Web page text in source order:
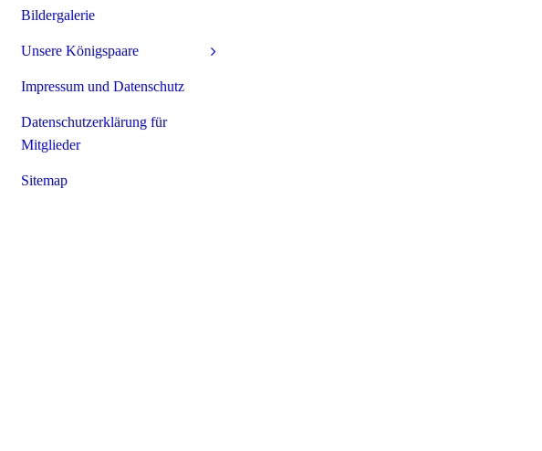
Bildergalerie
Unsere Königspaare
Impressum und Datenschutz
Datenschutzerklärung für
Mitglieder
Sitemap